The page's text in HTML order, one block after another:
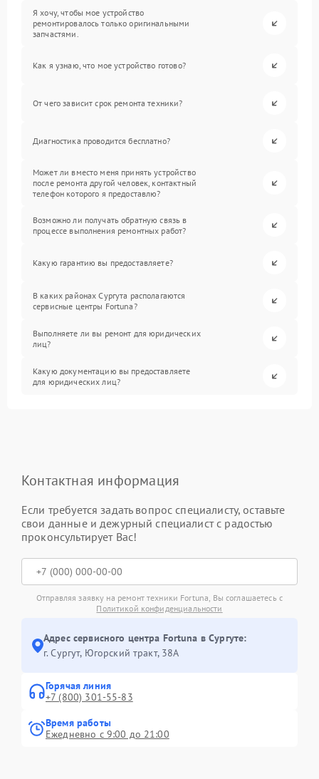
Я хочу, чтобы мое устройство
ремонтировалось только оригинальными
запчастями.
Как я узнаю, что мое устройство готово?
От чего зависит срок ремонта техники?
Диагностика проводится бесплатно?
Может ли вместо меня принять устройство
после ремонта другой человек, контактный
телефон которого я предоставлю?
Возможно ли получать обратную связь в
процессе выполнения ремонтных работ?
Какую гарантию вы предоставляете?
В каких районах Сургута располагаются
сервисные центры Fortuna?
Выполняете ли вы ремонт для юридических
лиц?
Какую документацию вы предоставляете
для юридических лиц?
Контактная информация
Если требуется задать вопрос специалисту, оставьте
свои данные и дежурный специалист с радостью
проконсультирует Вас!
Отправляя заявку на ремонт техники Fortuna, Вы соглашаетесь с
Политикой конфиденциальности
Адрес сервисного центра Fortuna в Сургуте:
г. Сургут, Югорский тракт, 38А
Горячая линия
+7 (800) 301-55-83
Время работы
Ежедневно с 9:00 до 21:00